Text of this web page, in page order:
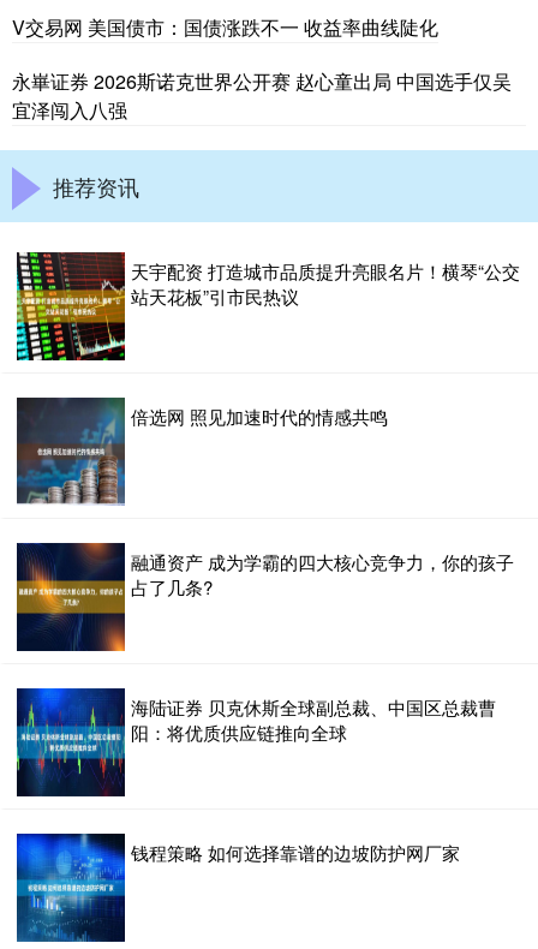
V交易网 美国债市：国债涨跌不一 收益率曲线陡化
永崋证券 2026斯诺克世界公开赛 赵心童出局 中国选手仅吴
宜泽闯入八强
推荐资讯
天宇配资 打造城市品质提升亮眼名片！横琴“公交
站天花板”引市民热议
倍选网 照见加速时代的情感共鸣
融通资产 成为学霸的四大核心竞争力，你的孩子
占了几条?
海陆证券 贝克休斯全球副总裁、中国区总裁曹
阳：将优质供应链推向全球
钱程策略 如何选择靠谱的边坡防护网厂家